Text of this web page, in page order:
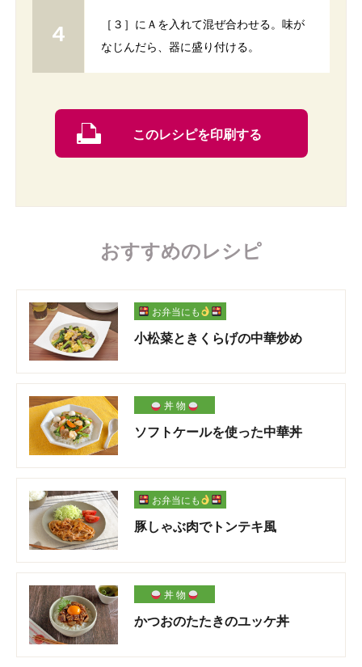
［３］にＡを入れて混ぜ合わせる。味が
なじんだら、器に盛り付ける。
このレシピを印刷する
おすすめのレシピ
お弁当にも
小松菜ときくらげの中華炒め
丼 物
ソフトケールを使った中華丼
お弁当にも
豚しゃぶ肉でトンテキ風
丼 物
かつおのたたきのユッケ丼